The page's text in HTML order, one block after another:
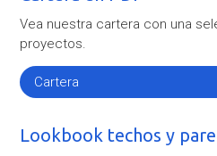
Vea nuestra cartera con una
proyectos.
Cartera
Lookbook techos y